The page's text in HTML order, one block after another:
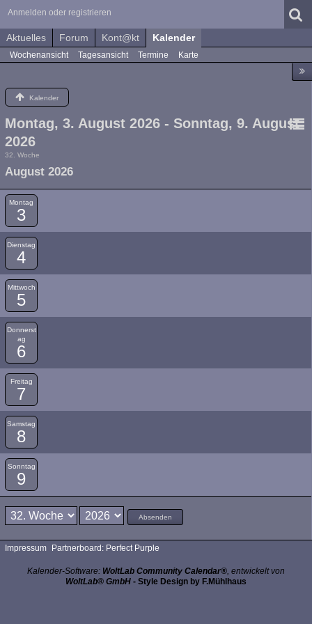
Anmelden oder registrieren
Aktuelles Forum Kont@kt Kalender
Wochenansicht Tagesansicht Termine Karte
Kalender
Montag, 3. August 2026 - Sonntag, 9. August
2026
32. Woche
August 2026
Montag
3
Dienstag
4
Mittwoch
5
Donnerst
ag
6
Freitag
7
Samstag
8
Sonntag
9
Absenden
Impressum Partnerboard: Perfect Purple
Kalender-Software: WoltLab Community Calendar®, entwickelt von
WoltLab® GmbH